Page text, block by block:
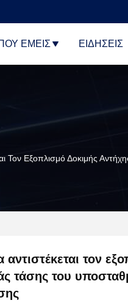
ΕΜΕΊΣ ΕΙΔΉΣΕΙΣ
Τον Εξοπλισμό Δοκιμής
τον
τάσης του